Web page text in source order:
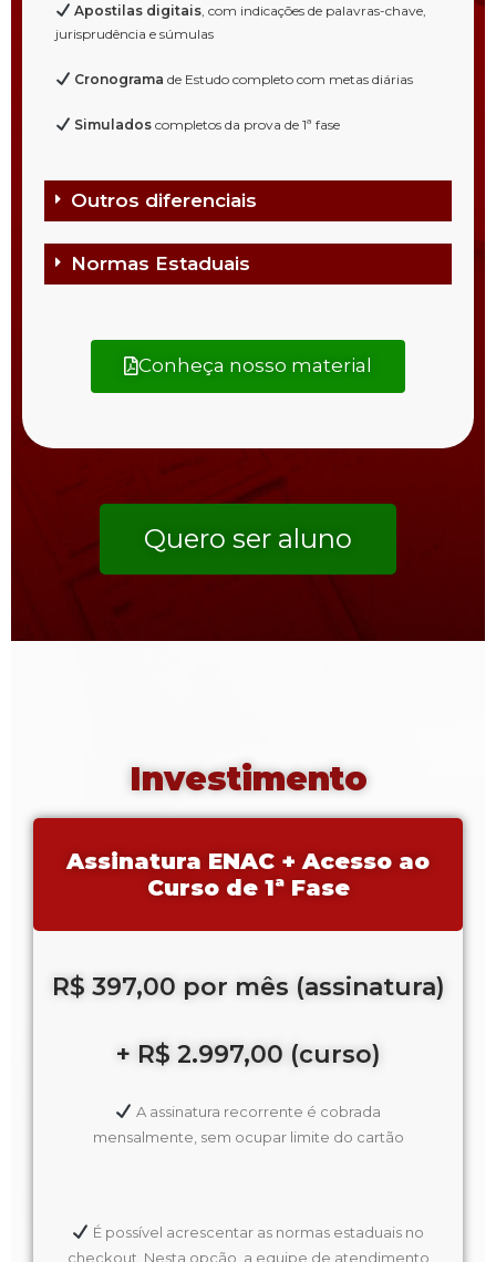
Apostilas digitais, com indicações de palavras-chave,
jurisprudência e súmulas
Cronograma de Estudo completo com metas diárias
Simuladoscompletos da prova de 1ª fase
Outros diferenciais
Normas Estaduais
Conheça nosso material
Quero ser aluno
Investimento
Assinatura ENAC + Acesso ao
Curso de 1ª Fase
R$ 397,00 por mês (assinatura)
+ R$ 2.997,00 (curso)
A assinatura recorrente é cobrada
mensalmente, sem ocupar limite do cartão
É possível acrescentar as normas estaduais no
checkout. Nesta opção, a equipe de atendimento